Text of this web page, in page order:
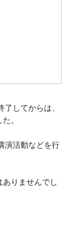
してからは、
。
演活動などを行
りませんでし